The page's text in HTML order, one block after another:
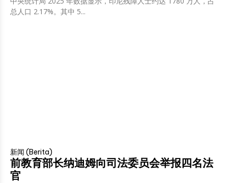
总人口 2.17%。其中 5...
新闻 (Berita)
前教育部长纳迪姆向司法委员会举报四名法
官